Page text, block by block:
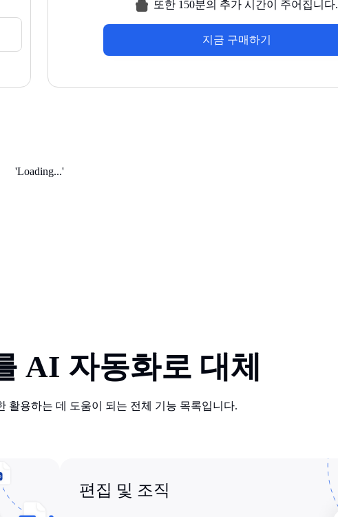
또한 150분의 추가 시간이 주어집니다.
지금 구매하기
'Loading...'
AI 자동화로 대체
활용하는 데 도움이 되는 전체 기능 목록입니다.
편집 및 조직